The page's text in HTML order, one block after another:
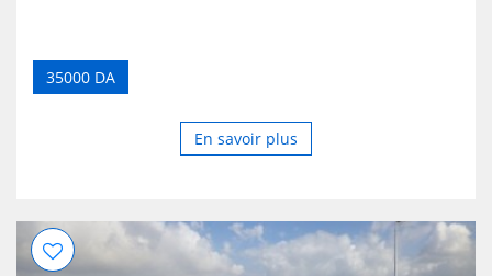
35000 DA
En savoir plus